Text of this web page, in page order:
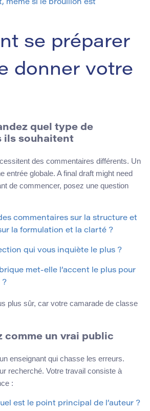
même si le brouillon est
se préparer
donner votre
quel type de
ils souhaitent
des commentaires différents. Un
entrée globale. A final draft might need
de commencer, posez une question
commentaires sur la structure et
la formulation et la clarté ?
qui vous inquiète le plus ?
met-elle l’accent le plus pour
?
plus sûr, car votre camarade de classe
comme un vrai public
enseignant qui chasse les erreurs.
recherché. Votre travail consiste à
:
est le point principal de l’auteur ?